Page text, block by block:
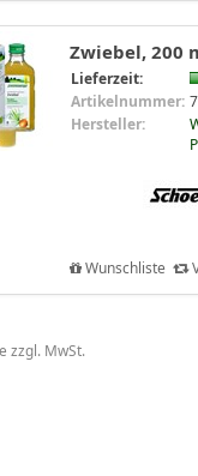
Zwiebel, 200
Lieferzeit:
Artikelnummer:
Hersteller:
Wunschliste
zzgl. MwSt.